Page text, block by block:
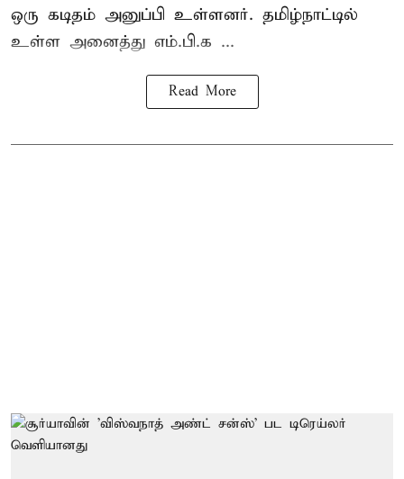
ஒரு கடிதம் அனுப்பி உள்ளனர். தமிழ்நாட்டில்
உள்ள அனைத்து எம்.பி.க ...
Read More